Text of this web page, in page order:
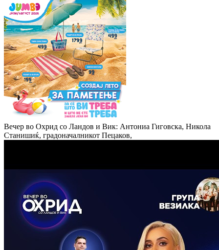
Вечер во Охрид со Ландов и Вик: Антониа Гиговска, Никола
Станишиќ, градоначалникот Пецаков,